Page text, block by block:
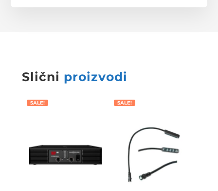
Slični proizvodi
SALE! SALE!